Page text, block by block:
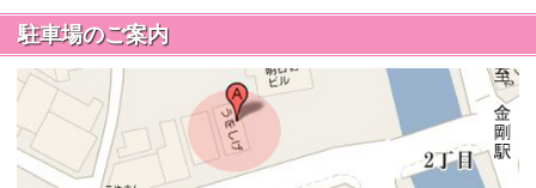
駐車場のご案内